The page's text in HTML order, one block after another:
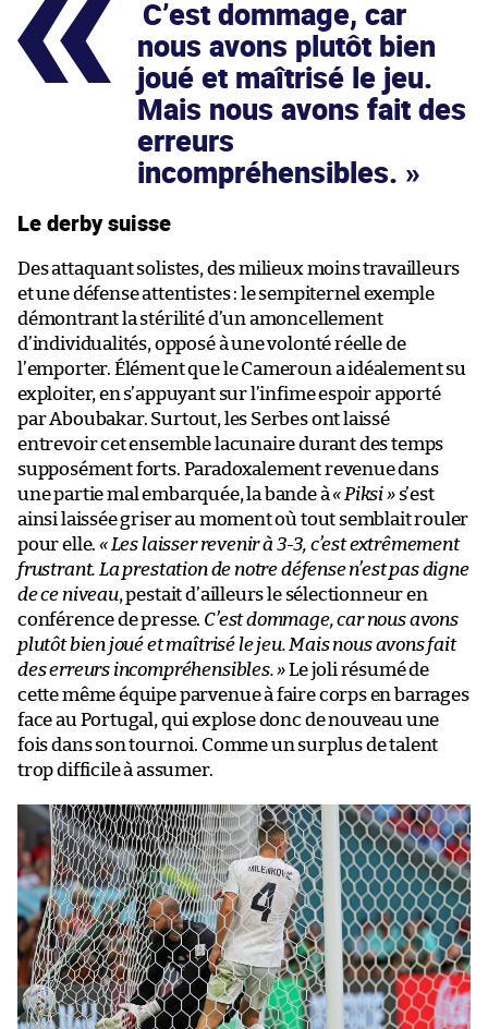
C’est dommage, car
nous avons plutôt bien
joué et maîtrisé le jeu.
Mais nous avons fait des
erreurs
incompréhensibles.
Le derby suisse
Des attaquant solistes, des milieux moins travailleurs
et une défense attentistes : le sempiternel exemple
démontrant la stérilité d’un amoncellement
d’individualités, opposé à une volonté réelle de
l’emporter. Élément que le Cameroun a idéalement su
exploiter, en s’appuyant sur l’infime espoir apporté
par Aboubakar. Surtout, les Serbes ont laissé
entrevoir cet ensemble lacunaire durant des temps
supposément forts. Paradoxalement revenue dans
une partie mal embarquée, la bande à« Piksi »s’est
ainsi laissée griser au moment où tout semblait rouler
pour elle.« Les laisser revenir à 3-3, c’est extrêmement
frustrant. La prestation de notre défense n’est pas digne
de ce niveau, pestait d’ailleurs le sélectionneur en
conférence de presse. C’est dommage, car nous avons
plutôt bien joué et maîtrisé le jeu. Mais nous avons fait
des erreurs incompréhensibles. »Le joli résumé de
cette même équipe parvenue à faire corps en barrages
face au Portugal, qui explose donc de nouveau une
fois dans son tournoi. Comme un surplus de talent
trop difficile à assumer.